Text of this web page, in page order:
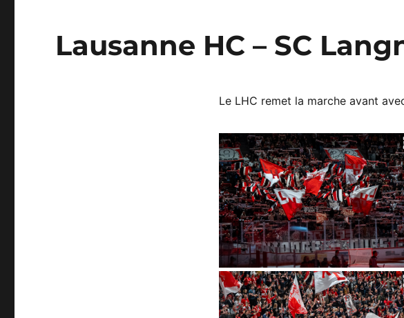
Lausanne HC – SC
Le LHC remet la marche avant